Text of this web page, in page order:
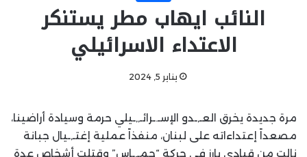
النائب ايهاب مطر يستنكر
الاعتداء الاسرائيلي
يناير 5, 2024
مرة جديدة يخرق العـ,ـدو الإسـ.ـرائـ,,ـيلي حرمة وسيادة أراضينا،
مصعداً إعتداءاته على لبنان، منفذاً عملية إغتـ,ـيال جبانة
نالت من قيادي بارز في حركة “حمـ,ـاس” وقتلت أشخاص عدة